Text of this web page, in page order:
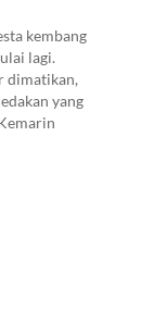
kembang
lagi.
dimatikan,
yang